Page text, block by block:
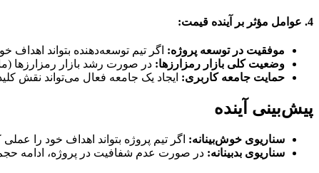
4. عوامل مؤثر بر آینده قیمت:
موفقیت در توسعه پروژه: اگر تیم توسعه‌دهنده بتواند
وضعیت کلی بازار رمزارزها: در صورت رشد بازار رمزارزها
حمایت جامعه کاربری: ایجاد یک جامعه فعال می‌تواند نقش
پیش‌بینی آینده
سناریوی خوش‌بینانه: اگر تیم پروژه بتواند اهداف خود را
سناریوی بدبینانه: در صورت عدم شفافیت در پروژه، ادامه